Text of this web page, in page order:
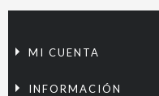
MI CUENTA
INFORMACIÓN